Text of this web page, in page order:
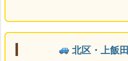
北区・上飯